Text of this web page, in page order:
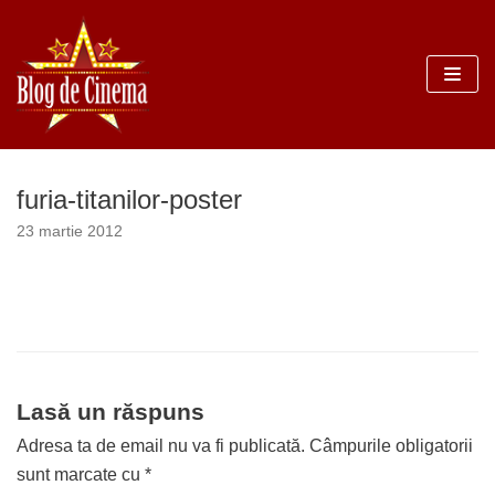
Sari
la
conținut
furia-titanilor-poster
23 martie 2012
Lasă un răspuns
Adresa ta de email nu va fi publicată. Câmpurile obligatorii
sunt marcate cu *